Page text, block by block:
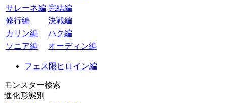
サレーネ編 完結編
修行編
決戦編
カリン編
ハク編
ソニア編
オーディン編
フェス限ヒロイン編
モンスター検索
進化形態別